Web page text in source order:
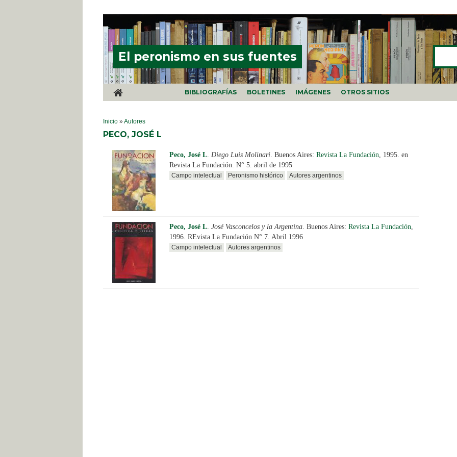
El peronismo en sus fuentes
Buscar
BIBLIOGRAFÍAS BOLETINES IMÁGENES OTROS SITIOS
SE ENCUENTRA USTED AQUÍ
Inicio »Autores
PECO, JOSÉ L
Peco, José L. Diego Luis Molinari. Buenos Aires: Revista La Fundación, 1995. en
Revista La Fundación. N° 5. abril de 1995
Campo intelectual Peronismo histórico Autores argentinos
Peco, José L. José Vasconcelos y la Argentina. Buenos Aires: Revista La Fundación,
1996. REvista La Fundación N° 7. Abril 1996
Campo intelectual Autores argentinos